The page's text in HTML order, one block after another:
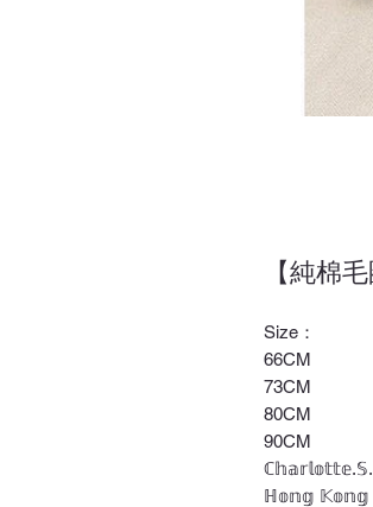
【純棉
Size：
66CM
73CM
80CM
90CM
ℍ𝕠𝕟𝕘 𝕂𝕠𝕟𝕘